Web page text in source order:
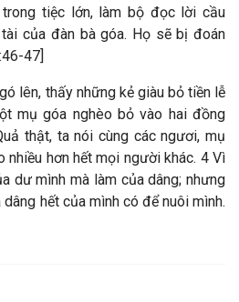
tiệc lớn, làm bộ đọc lời cầu
của đàn bà góa. Họ sẽ bị đoán
47]
lên, thấy những kẻ giàu bỏ tiền lễ
mụ góa nghèo bỏ vào hai đồng
thật, ta nói cùng các ngươi, mụ
nhiều hơn hết mọi người khác. 4 Vì
dư mình mà làm của dâng; nhưng
hết của mình có để nuôi mình.